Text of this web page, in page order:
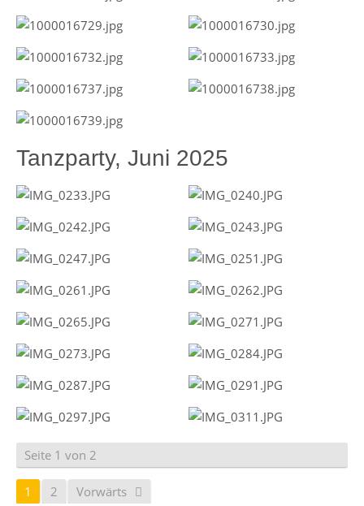
Tanzparty, Juni 2025
Seite 1 von 2
1 2 Vorwärts